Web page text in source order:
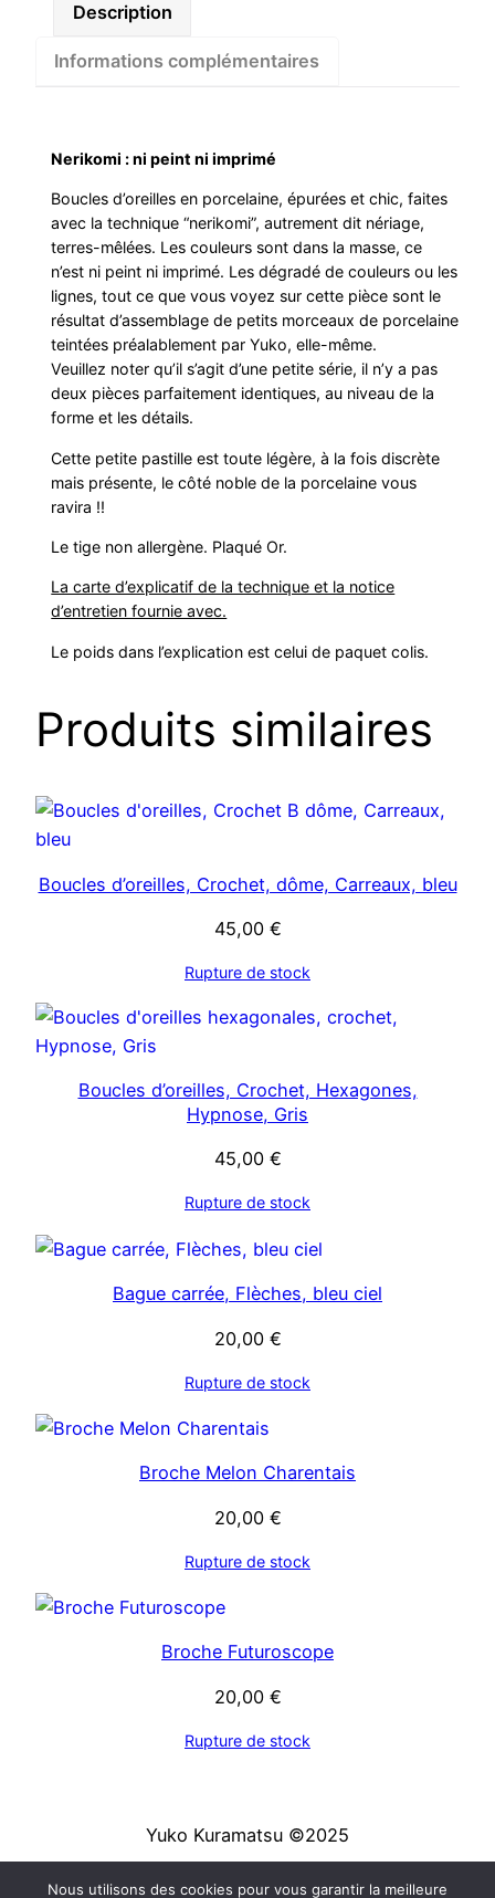
Description
Informations complémentaires
Nerikomi : ni peint ni imprimé
Boucles d’oreilles en porcelaine, épurées et chic, faites
avec la technique “nerikomi”, autrement dit nériage,
terres-mêlées. Les couleurs sont dans la masse, ce
n’est ni peint ni imprimé. Les dégradé de couleurs ou les
lignes, tout ce que vous voyez sur cette pièce sont le
résultat d’assemblage de petits morceaux de porcelaine
teintées préalablement par Yuko, elle-même.
Veuillez noter qu’il s’agit d’une petite série, il n’y a pas
deux pièces parfaitement identiques, au niveau de la
forme et les détails.
Cette petite pastille est toute légère, à la fois discrète
mais présente, le côté noble de la porcelaine vous
ravira !!
Le tige non allergène. Plaqué Or.
La carte d’explicatif de la technique et la notice
d’entretien fournie avec.
Le poids dans l’explication est celui de paquet colis.
Produits similaires
Boucles d’oreilles, Crochet, dôme, Carreaux, bleu
45,00 €
Rupture de stock
Boucles d’oreilles, Crochet, Hexagones,
Hypnose, Gris
45,00 €
Rupture de stock
Bague carrée, Flèches, bleu ciel
20,00 €
Rupture de stock
Broche Melon Charentais
20,00 €
Rupture de stock
Broche Futuroscope
20,00 €
Rupture de stock
Yuko Kuramatsu ©2025
Nous utilisons des cookies pour vous garantir la meilleure